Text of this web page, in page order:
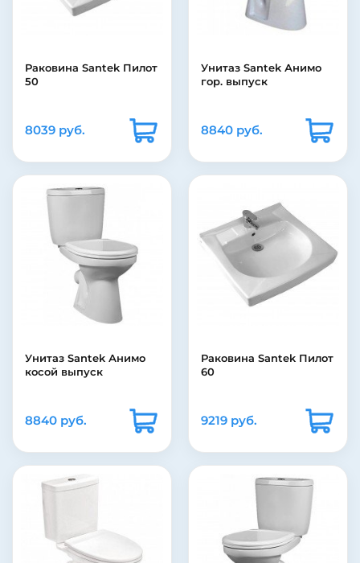
Раковина Santek Пилот
50
8039 руб.
Унитаз Santek Анимо
гор. выпуск
8840 руб.
Унитаз Santek Анимо
косой выпуск
8840 руб.
Раковина Santek Пилот
60
9219 руб.